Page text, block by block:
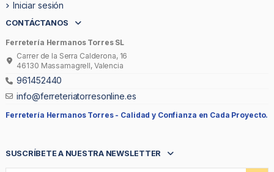
Iniciar sesión
CONTÁCTANOS
Ferretería Hermanos Torres SL
Carrer de la Serra Calderona, 16
46130 Massamagrell, Valencia
961452440
info@ferreteriatorresonline.es
Ferretería Hermanos Torres - Calidad y Confianza en Cada Proyecto.
SUSCRÍBETE A NUESTRA NEWSLETTER